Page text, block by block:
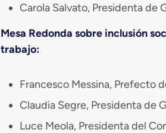
Carola Salvato, Presidenta de
Mesa Redonda sobre inclusión
trabajo:
Francesco Messina, Prefecto
Claudia Segre, Presidenta de
Luce Meola, Presidenta del